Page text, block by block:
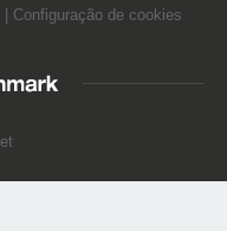
Configuração de cookies